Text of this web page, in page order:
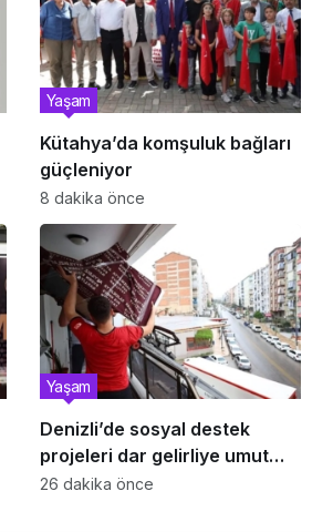
Kütahya’da komşuluk bağları
güçleniyor
Yaşam
8 dakika önce
Denizli’de sosyal destek
projeleri dar gelirliye umut
oluyor
Yaşam
26 dakika önce